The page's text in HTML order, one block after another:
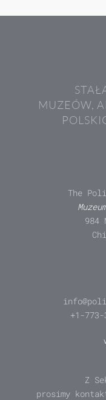
MUZEÓW,
The
984
+1-
Z
prosimy